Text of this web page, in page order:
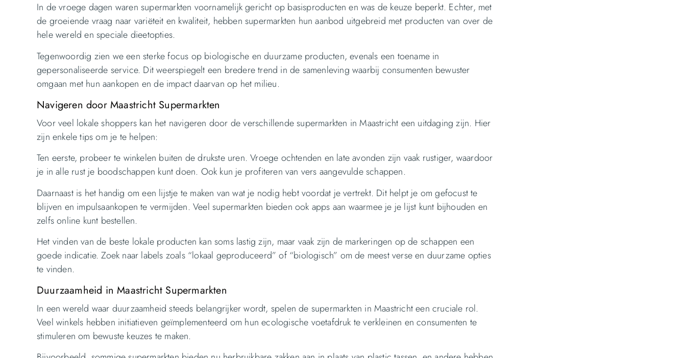
In de vroege dagen waren supermarkten voornamelijk gericht op basisproducten en was de keuze beperkt. Echter, met
de groeiende vraag naar variëteit en kwaliteit, hebben supermarkten hun aanbod uitgebreid met producten van over de
hele wereld en speciale dieetopties.
Tegenwoordig zien we een sterke focus op biologische en duurzame producten, evenals een toename in
gepersonaliseerde service. Dit weerspiegelt een bredere trend in de samenleving waarbij consumenten bewuster
omgaan met hun aankopen en de impact daarvan op het milieu.
Navigeren door Maastricht Supermarkten
Voor veel lokale shoppers kan het navigeren door de verschillende supermarkten in Maastricht een uitdaging zijn. Hier
zijn enkele tips om je te helpen:
Ten eerste, probeer te winkelen buiten de drukste uren. Vroege ochtenden en late avonden zijn vaak rustiger, waardoor
je in alle rust je boodschappen kunt doen. Ook kun je profiteren van vers aangevulde schappen.
Daarnaast is het handig om een lijstje te maken van wat je nodig hebt voordat je vertrekt. Dit helpt je om gefocust te
blijven en impulsaankopen te vermijden. Veel supermarkten bieden ook apps aan waarmee je je lijst kunt bijhouden en
zelfs online kunt bestellen.
Het vinden van de beste lokale producten kan soms lastig zijn, maar vaak zijn de markeringen op de schappen een
goede indicatie. Zoek naar labels zoals “lokaal geproduceerd” of “biologisch” om de meest verse en duurzame opties
te vinden.
Duurzaamheid in Maastricht Supermarkten
In een wereld waar duurzaamheid steeds belangrijker wordt, spelen de supermarkten in Maastricht een cruciale rol.
Veel winkels hebben initiatieven geïmplementeerd om hun ecologische voetafdruk te verkleinen en consumenten te
stimuleren om bewuste keuzes te maken.